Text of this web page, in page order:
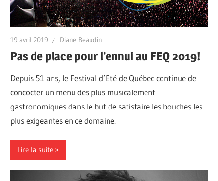
19 avril 2019 Diane Beaudin
Pas de place pour l’ennui au FEQ 2019!
Depuis 51 ans, le Festival d’Eté de Québec continue de
concocter un menu des plus musicalement
gastronomiques dans le but de satisfaire les bouches les
plus exigeantes en ce domaine.
Lire la suite